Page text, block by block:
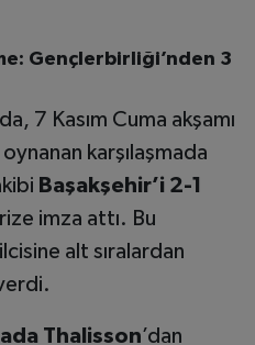
Gençlerbirliği’nden 3
7 Kasım Cuma akşamı
karşılaşmada
Başakşehir’i 2-1
imza attı. Bu
alt sıralardan
Thalisson’dan